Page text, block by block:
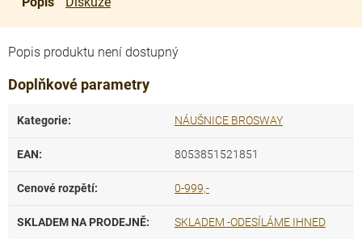
Popis produktu není dostupný
Doplňkové parametry
Kategorie: NÁUŠNICE BROSWAY
EAN: 8053851521851
Cenové rozpětí: 0-999,-
SKLADEM NA PRODEJNĚ: SKLADEM -ODESÍLÁME IHNED